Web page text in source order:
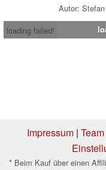
Autor:
loading failed!
Impressum| Team
* Beim Kauf über einen